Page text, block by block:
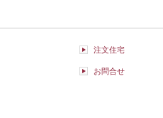
注文住宅
お問合せ